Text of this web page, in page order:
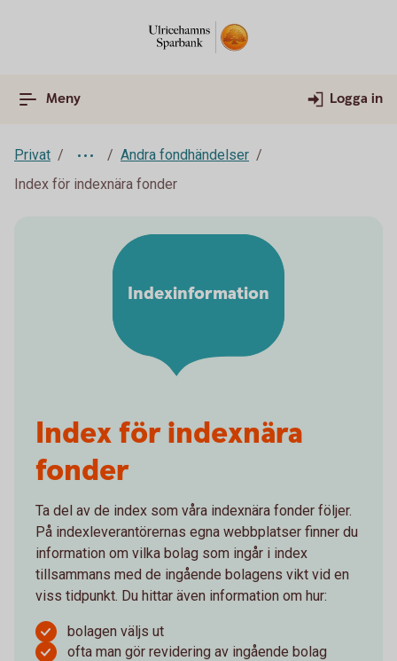
Meny Logga in
Privat
Andra fondhändelser
Index för indexnära fonder
Index för indexnära
fonder
Ta del av de index som våra indexnära fonder följer.
På indexleverantörernas egna webbplatser finner du
information om vilka bolag som ingår i index
tillsammans med de ingående bolagens vikt vid en
viss tidpunkt. Du hittar även information om hur:
bolagen väljs ut
ofta man gör revidering av ingående bolag
Indexinformation